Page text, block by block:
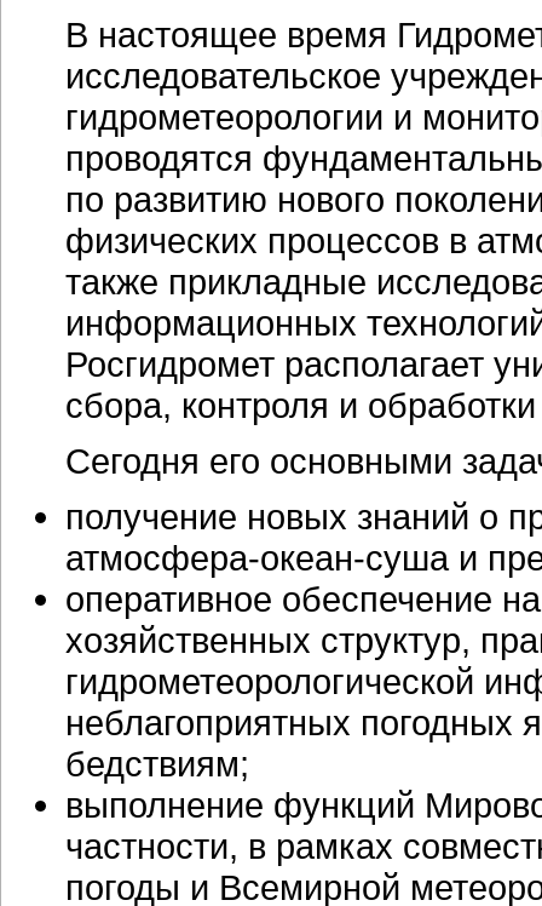
В настоящее время
исследовательское
гидрометеорологии и
проводятся
по развитию нового
физических процессов в
также прикладные
информационных
Росгидромет располагает
сбора, контроля и
Сегодня его основными
получение новых знаний о
атмосфера-океан-суша и
оперативное обеспечение
хозяйственных структур,
гидрометеорологической
неблагоприятных погодных
бедствиям;
выполнение функций
частности, в рамках
погоды и Всемирной